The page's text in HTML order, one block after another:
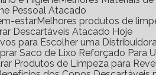
Pessoal Atacado
estar
Melhores produtos de
Descartáveis Atacado Hoje
para Escolher uma
Saco de Lixo Reforçado Para
Produtos de Limpeza para